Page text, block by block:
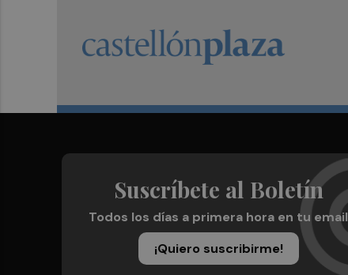
Suscríbete al Boletín
Todos los días a primera hora en tu email
¡Quiero suscribirme!